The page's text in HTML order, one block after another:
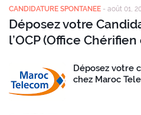
CANDIDATURE SPONTANEE - août 01,
Déposez votre
l’OCP (Office
Déposez votre
chez Maroc